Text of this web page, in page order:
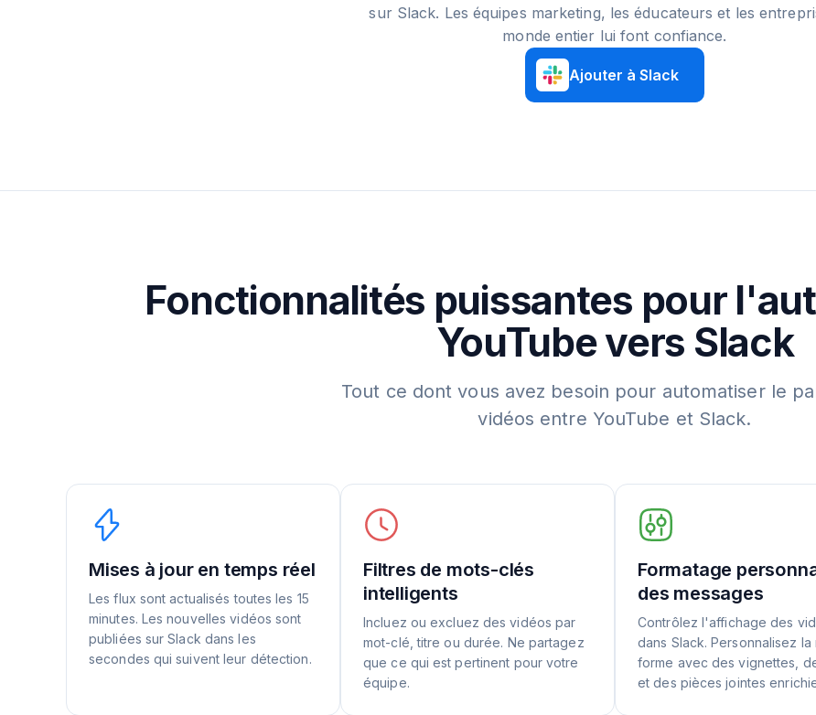
sur Slack. Les équipes marketing, les éducateurs et les
monde entier lui font confiance.
Ajouter à Slack
Fonctionnalités puissantes pour
YouTube vers Slack
Tout ce dont vous avez besoin pour automatiser le
vidéos entre YouTube et Slack.
Mises à jour en temps réel
Les flux sont actualisés toutes les 15
minutes. Les nouvelles vidéos sont
publiées sur Slack dans les
secondes qui suivent leur détection.
Filtres de mots-clés
intelligents
Incluez ou excluez des vidéos par
mot-clé, titre ou durée. Ne partagez
que ce qui est pertinent pour votre
équipe.
Formatage
des messages
Contrôlez l'affichage des
dans Slack. Personnalisez la
forme avec des vignettes,
et des pièces jointes